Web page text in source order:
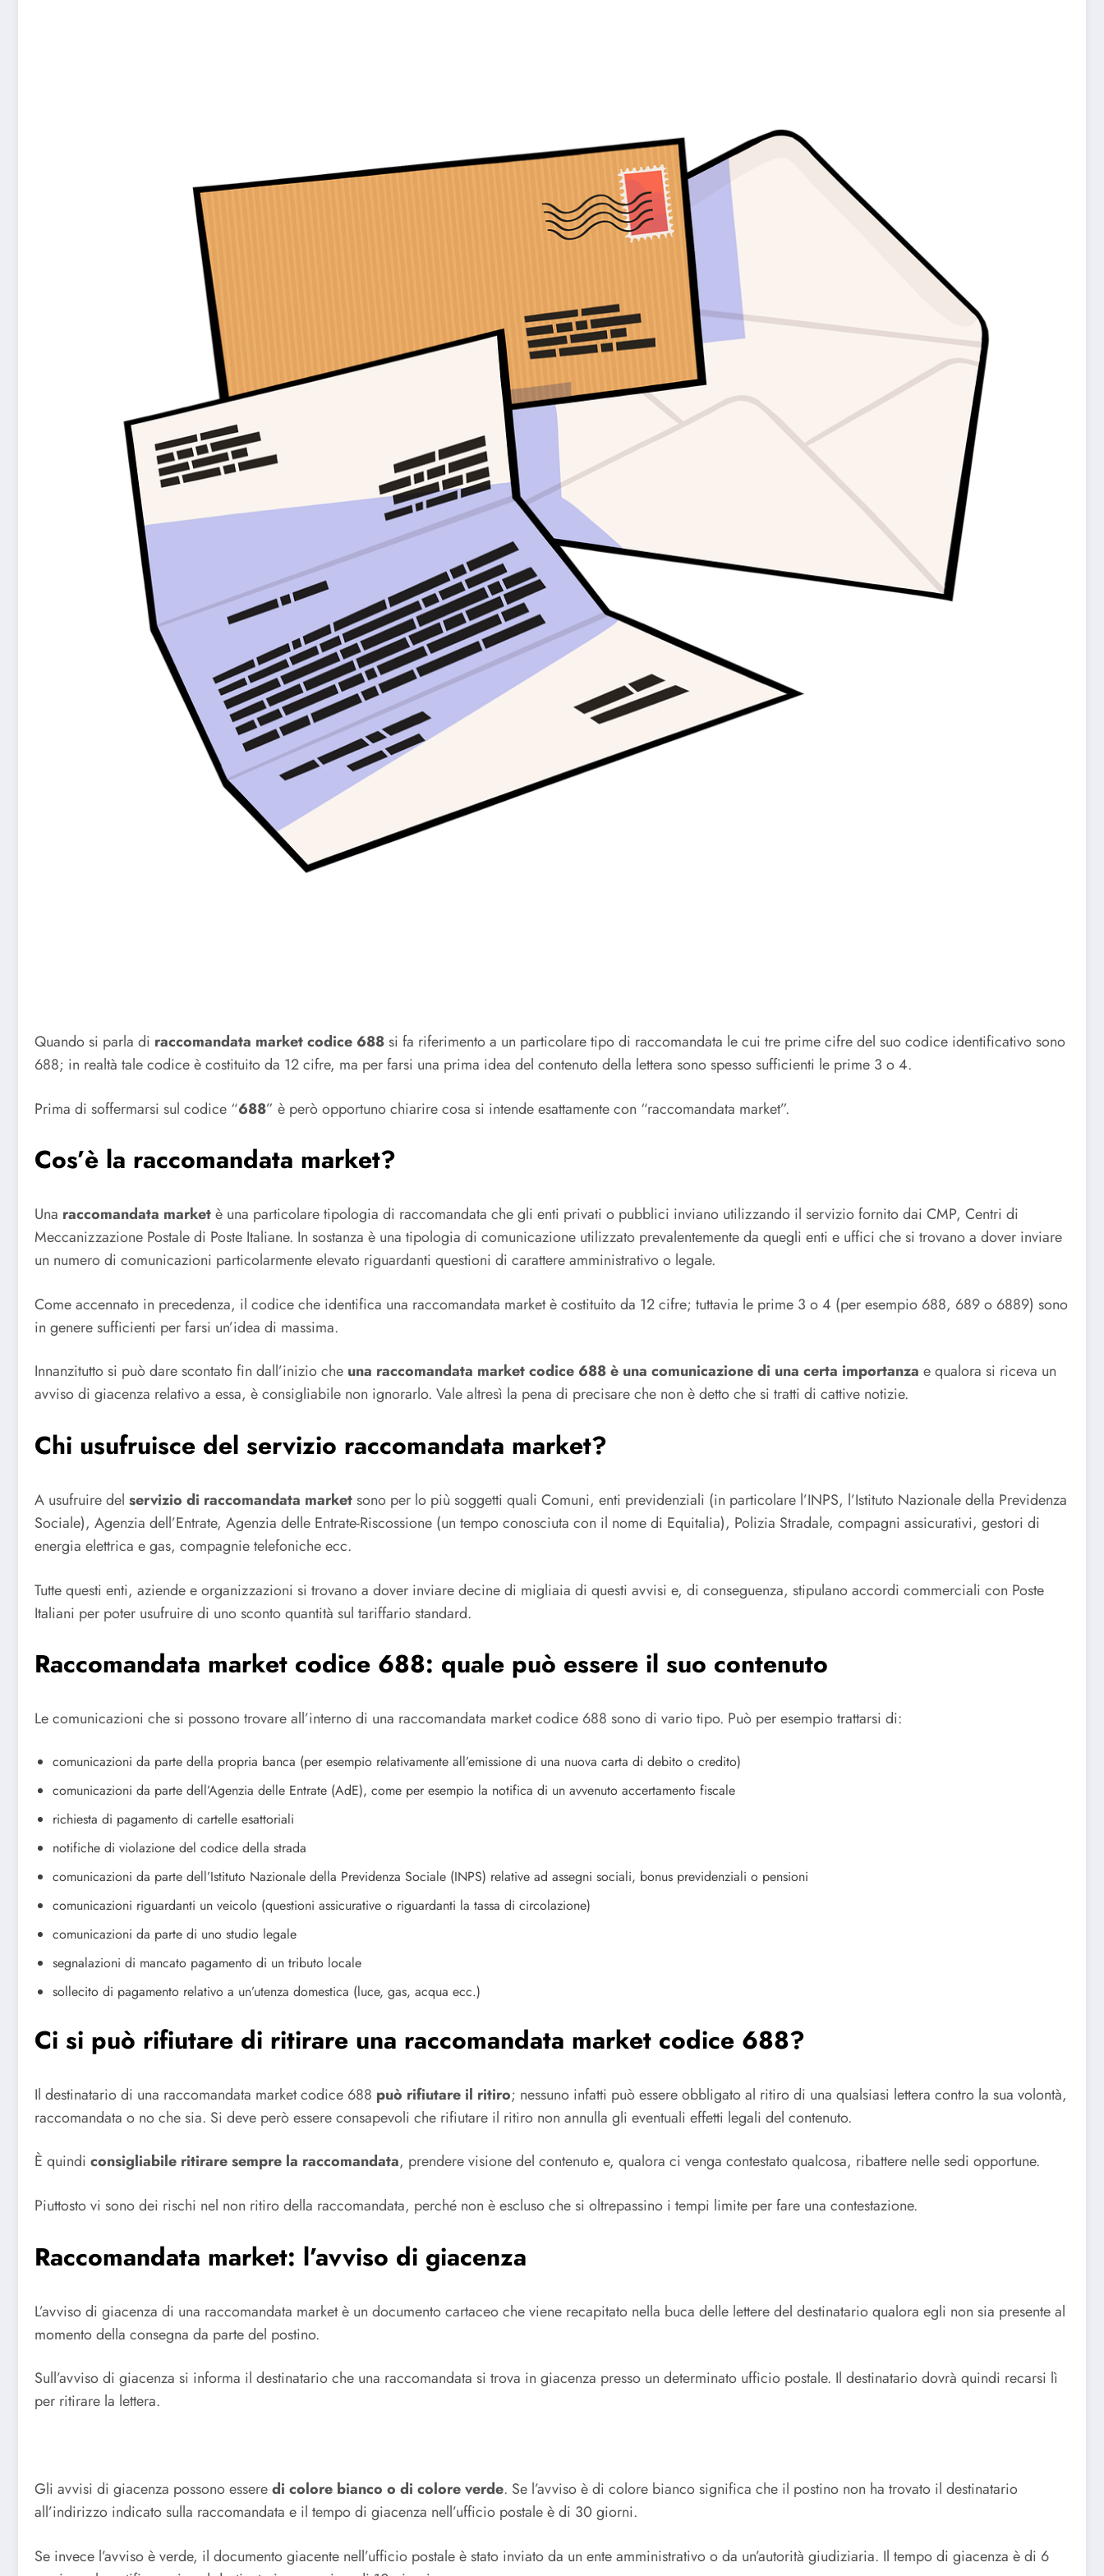
Quando si parla di raccomandata market codice 688si fa riferimento a un particolare tipo di raccomandata le cui tre prime cifre del suo codice identificativo sono
688; in realtà tale codice è costituito da 12 cifre, ma per farsi una prima idea del contenuto della lettera sono spesso sufficienti le prime 3 o 4.
Prima di soffermarsi sul codice “688” è però opportuno chiarire cosa si intende esattamente con “raccomandata market”.
Cos’è la raccomandata market?
Una raccomandata marketè una particolare tipologia di raccomandata che gli enti privati o pubblici inviano utilizzando il servizio fornito dai CMP, Centri di
Meccanizzazione Postale di Poste Italiane. In sostanza è una tipologia di comunicazione utilizzato prevalentemente da quegli enti e uffici che si trovano a dover inviare
un numero di comunicazioni particolarmente elevato riguardanti questioni di carattere amministrativo o legale.
Come accennato in precedenza, il codice che identifica una raccomandata market è costituito da 12 cifre; tuttavia le prime 3 o 4 (per esempio 688, 689 o 6889) sono
in genere sufficienti per farsi un’idea di massima.
Innanzitutto si può dare scontato fin dall’inizio che una raccomandata market codice 688 è una comunicazione di una certa importanza e qualora si riceva un
avviso di giacenza relativo a essa, è consigliabile non ignorarlo. Vale altresì la pena di precisare che non è detto che si tratti di cattive notizie.
Chi usufruisce del servizio raccomandata market?
A usufruire del servizio di raccomandata marketsono per lo più soggetti quali Comuni, enti previdenziali (in particolare l’INPS, l’Istituto Nazionale della Previdenza
Sociale), Agenzia dell’Entrate, Agenzia delle Entrate-Riscossione (un tempo conosciuta con il nome di Equitalia), Polizia Stradale, compagni assicurativi, gestori di
energia elettrica e gas, compagnie telefoniche ecc.
Tutte questi enti, aziende e organizzazioni si trovano a dover inviare decine di migliaia di questi avvisi e, di conseguenza, stipulano accordi commerciali con Poste
Italiani per poter usufruire di uno sconto quantità sul tariffario standard.
Raccomandata market codice 688: quale può essere il suo contenuto
Le comunicazioni che si possono trovare all’interno di una raccomandata market codice 688 sono di vario tipo. Può per esempio trattarsi di:
comunicazioni da parte della propria banca (per esempio relativamente all’emissione di una nuova carta di debito o credito)
comunicazioni da parte dell’Agenzia delle Entrate (AdE), come per esempio la notifica di un avvenuto accertamento fiscale
richiesta di pagamento di cartelle esattoriali
notifiche di violazione del codice della strada
comunicazioni da parte dell’Istituto Nazionale della Previdenza Sociale (INPS) relative ad assegni sociali, bonus previdenziali o pensioni
comunicazioni riguardanti un veicolo (questioni assicurative o riguardanti la tassa di circolazione)
comunicazioni da parte di uno studio legale
segnalazioni di mancato pagamento di un tributo locale
sollecito di pagamento relativo a un’utenza domestica (luce, gas, acqua ecc.)
Ci si può rifiutare di ritirare una raccomandata market codice 688?
Il destinatario di una raccomandata market codice 688 può rifiutare il ritiro; nessuno infatti può essere obbligato al ritiro di una qualsiasi lettera contro la sua volontà,
raccomandata o no che sia. Si deve però essere consapevoli che rifiutare il ritiro non annulla gli eventuali effetti legali del contenuto.
È quindi consigliabile ritirare sempre la raccomandata, prendere visione del contenuto e, qualora ci venga contestato qualcosa, ribattere nelle sedi opportune.
Piuttosto vi sono dei rischi nel non ritiro della raccomandata, perché non è escluso che si oltrepassino i tempi limite per fare una contestazione.
Raccomandata market: l’avviso di giacenza
L’avviso di giacenza di una raccomandata market è un documento cartaceo che viene recapitato nella buca delle lettere del destinatario qualora egli non sia presente al
momento della consegna da parte del postino.
Sull’avviso di giacenza si informa il destinatario che una raccomandata si trova in giacenza presso un determinato ufficio postale. Il destinatario dovrà quindi recarsi lì
per ritirare la lettera.
Gli avvisi di giacenza possono esseredi colore bianco o di colore verde. Se l’avviso è di colore bianco significa che il postino non ha trovato il destinatario
all’indirizzo indicato sulla raccomandata e il tempo di giacenza nell’ufficio postale è di 30 giorni.
Se invece l’avviso è verde, il documento giacente nell’ufficio postale è stato inviato da un ente amministrativo o da un’autorità giudiziaria. Il tempo di giacenza è di 6